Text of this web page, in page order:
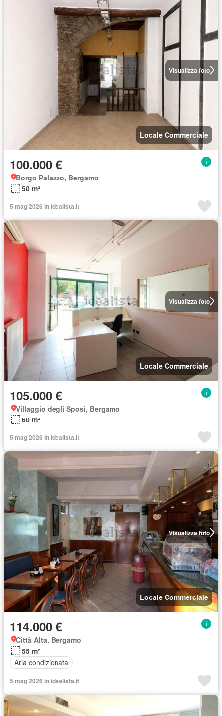
Visualizza foto
Locale Commerciale
100.000 €
Borgo Palazzo, Bergamo
50 m²
5 mag 2026 in idealista.it
Visualizza foto
Locale Commerciale
105.000 €
Villaggio degli Sposi, Bergamo
60 m²
5 mag 2026 in idealista.it
Visualizza foto
Locale Commerciale
114.000 €
Città Alta, Bergamo
55 m²
Aria condizionata
5 mag 2026 in idealista.it